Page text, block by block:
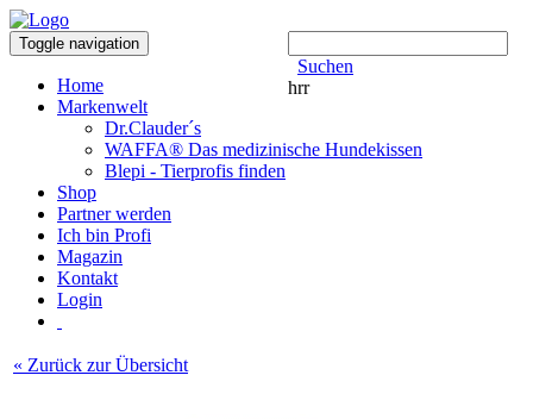
Suchen
hrr
Toggle navigation
Home
Markenwelt
Dr.Clauder´s
WAFFA® Das medizinische Hundekissen
Blepi - Tierprofis finden
Shop
Partner werden
Ich bin Profi
Magazin
Kontakt
Login
« Zurück zur Übersicht